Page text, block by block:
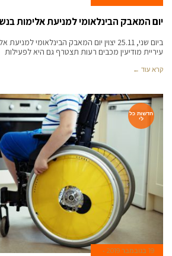
יום המאבק הבינלאומי למניעת אלימות
ביום שני, 25.11 יצוין יום המאבק הבינלאומי
עיריית מודיעין מכבים רעות תצטרף גם היא לפעילות
קרא עוד ←
חדשות כל
לי
19 בנובמבר 2019